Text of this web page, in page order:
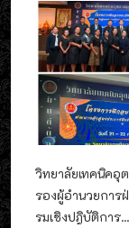
วิทยาลัยเทคนิคอุ
รองผู้อำนวยการ
รมเชิงปฎิบัติการ...